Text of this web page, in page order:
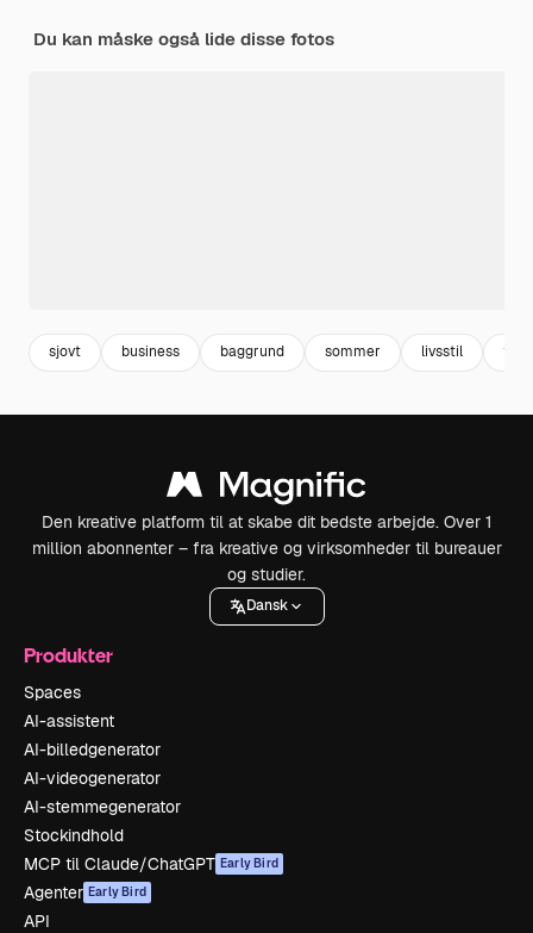
Du kan måske også lide disse fotos
sjovt business baggrund sommer livsstil
Den kreative platform til at skabe dit bedste arbejde. Over 1
million abonnenter – fra kreative og virksomheder til bureauer
og studier.
Dansk
Produkter
Spaces
AI-assistent
AI-billedgenerator
AI-videogenerator
AI-stemmegenerator
Stockindhold
MCP til Claude/ChatGPT Early Bird
Agenter Early Bird
API